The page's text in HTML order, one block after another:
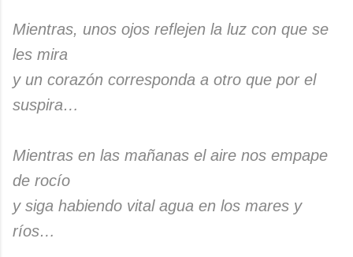
Mientras, unos ojos reflejen la luz con que se
les mira
y un corazón corresponda a otro que por el
suspira…
Mientras en las mañanas el aire nos empape
de rocío
y siga habiendo vital agua en los mares y
ríos…